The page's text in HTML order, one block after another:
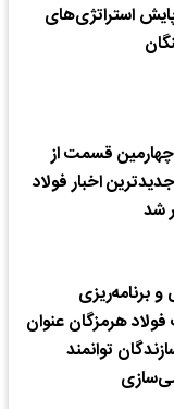
استراتژی‌های
چهارمین قسمت از
اخبار فولاد
شد
برنامه‌ریزی
هرمزگان عنوان
توانمند